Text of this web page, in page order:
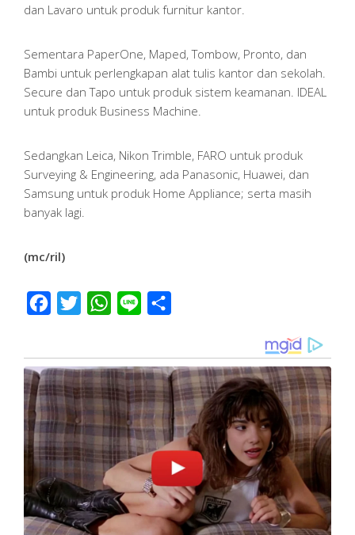
dan Lavaro untuk produk furnitur kantor.
Sementara PaperOne, Maped, Tombow, Pronto, dan
Bambi untuk perlengkapan alat tulis kantor dan sekolah.
Secure dan Tapo untuk produk sistem keamanan. IDEAL
untuk produk Business Machine.
Sedangkan Leica, Nikon Trimble, FARO untuk produk
Surveying & Engineering, ada Panasonic, Huawei, dan
Samsung untuk produk Home Appliance; serta masih
banyak lagi.
(mc/ril)
Facebook
Twitter WhatsApp
Line